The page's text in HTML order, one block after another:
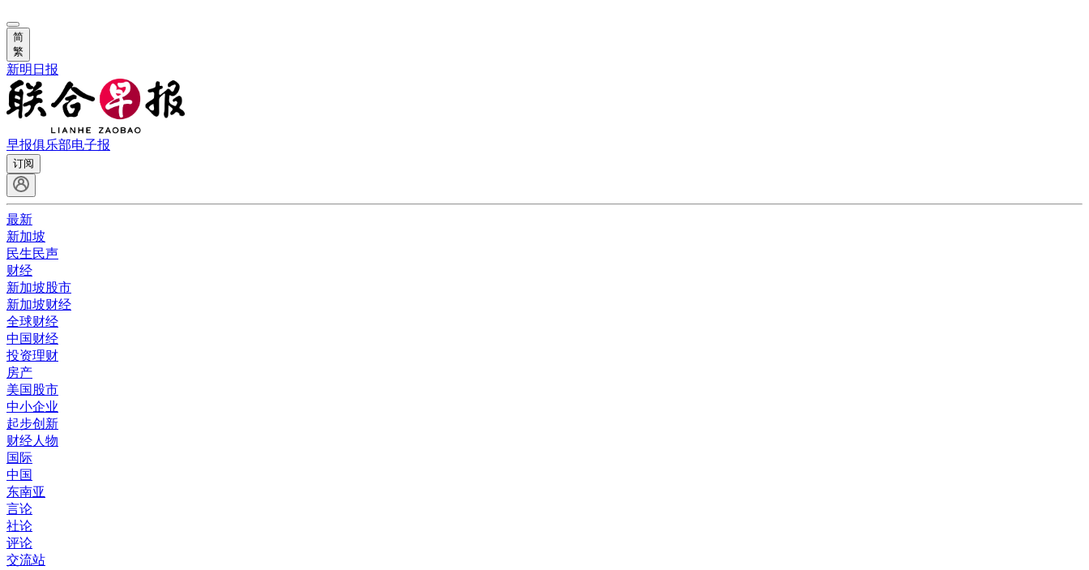
简
繁
新明日报
早报俱乐部电子报
订阅
最新
新加坡
民生民声
财经
新加坡股市
新加坡财经
全球财经
中国财经
投资理财
房产
美国股市
中小企业
起步创新
财经人物
国际
中国
东南亚
言论
社论
评论
交流站